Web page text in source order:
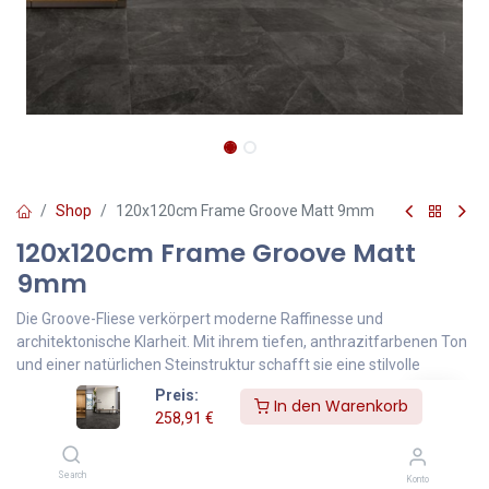
Preis:
258,91 €
In den Warenkorb
Search Konto
Shop 120x120cm Frame Groove Matt 9mm
120x120cm Frame Groove Matt
9mm
Die Groove-Fliese verkörpert moderne Raffinesse und
architektonische Klarheit. Mit ihrem tiefen, anthrazitfarbenen Ton
und einer natürlichen Steinstruktur schafft sie eine stilvolle
Grundlage für anspruchsvolle Raumkonzepte – ob im Spa-
Bereich, Wohnzimmer oder im Eingangsbereich.
258,91